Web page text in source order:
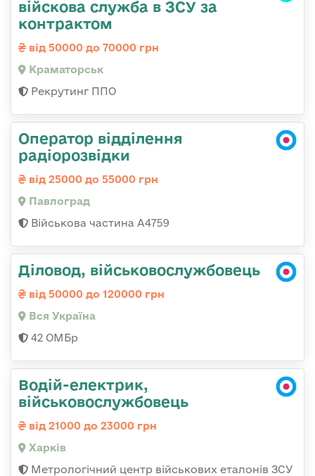
війскова служба в ЗСУ за
контрактом
від 50000 до 70000 грн
Краматорськ
Рекрутинг ППО
Оператор відділення
радіорозвідки
від 25000 до 55000 грн
Павлоград
Військова частина А4759
Діловод, військовослужбовець
від 50000 до 120000 грн
Вся Україна
42 ОМБр
Водій-електрик,
військовослужбовець
від 21000 до 23000 грн
Харків
Метрологічний центр військових еталонів ЗСУ